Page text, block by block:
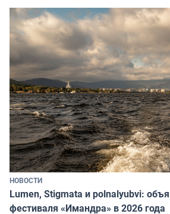
НОВОСТИ
Lumen, Stigmata и polnalyubvi:
фестиваля «Имандра» в 2026 года